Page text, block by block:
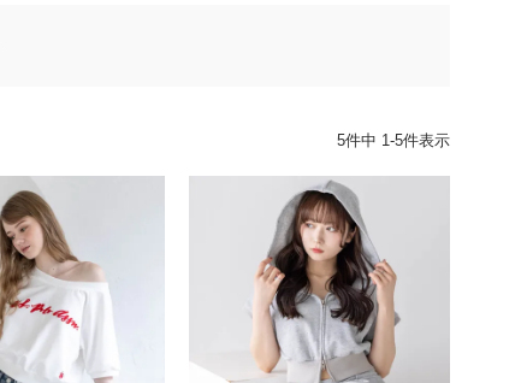
5件中 1-5件表示